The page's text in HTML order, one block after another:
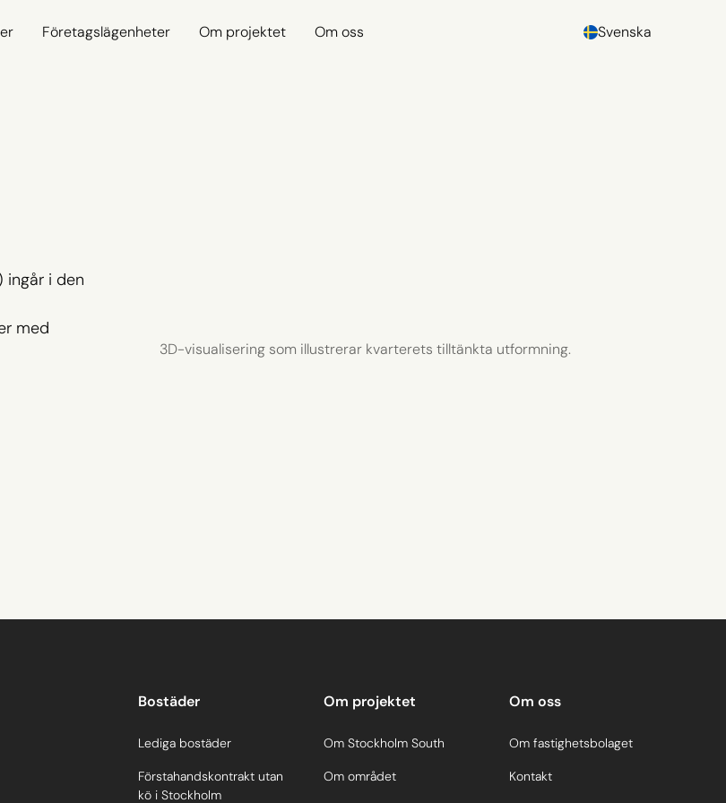
Företagslägenheter Om projektet Om oss Svenska
ingår i den
med
3D-visualisering som illustrerar kvarterets tilltänkta utformning.
Bostäder
Lediga bostäder
Förstahandskontrakt utan
kö i Stockholm
Om projektet
Om Stockholm South
Om området
Om oss
Om fastighetsbolaget
Kontakt